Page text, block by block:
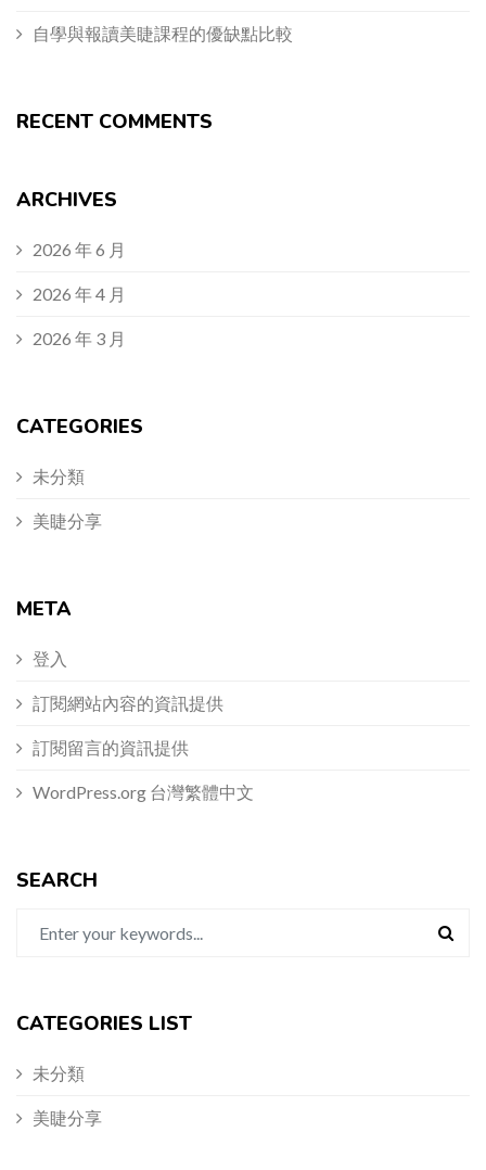
自學與報讀美睫課程的優缺點比較
RECENT COMMENTS
ARCHIVES
2026 年 6 月
2026 年 4 月
2026 年 3 月
CATEGORIES
未分類
美睫分享
META
登入
訂閱網站內容的資訊提供
訂閱留言的資訊提供
WordPress.org 台灣繁體中文
SEARCH
CATEGORIES LIST
未分類
美睫分享